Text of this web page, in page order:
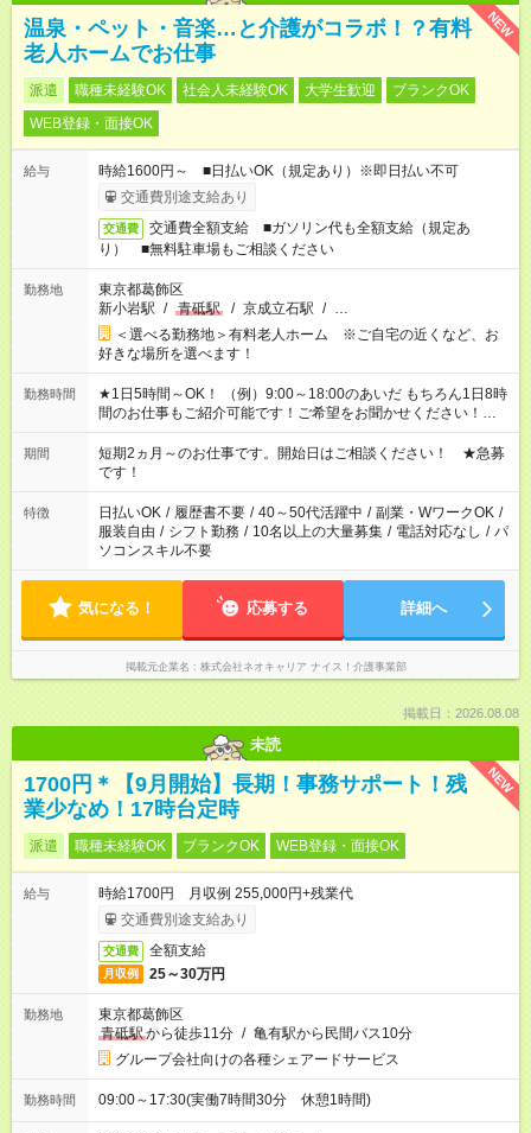
NEW
温泉・ペット・音楽…と介護がコラボ！？有料
老人ホームでお仕事
派遣 職種未経験OK 社会人未経験OK 大学生歓迎
ブランクOK
WEB登録・面接OK
給与
時給1600円～ ■日払いOK（規定あり）※即日払い不可
交通費別途支給あり
交通費
交通費全額支給 ■ガソリン代も全額支給（規定あ
り） ■無料駐車場もご相談ください
勤務地
東京都葛飾区
新小岩駅 / 青砥駅 / 京成立石駅 / …
＜選べる勤務地＞有料老人ホーム ※ご自宅の近くなど、お
好きな場所を選べます！
勤務時間
★1日5時間～OK！ （例）9:00～18:00のあいだ もちろん1日8時
間のお仕事もご紹介可能です！ご希望をお聞かせください！★家
庭の都合でお休みが必要な場合も遠慮なくご相談ください。 ※
週最低15時間以上の勤務が必要です
期間
短期2ヵ月～のお仕事です。開始日はご相談ください！ ★急募
です！
特徴 日払いOK / 履歴書不要 / 40～50代活躍中 / 副業・WワークOK /
服装自由 / シフト勤務 / 10名以上の大量募集 / 電話対応なし / パ
ソコンスキル不要
気になる！ 応募する 詳細へ
掲載元企業名 株式会社ネオキャリア ナイス！介護事業部
掲載日：2026.08.08
未読
NEW
1700円＊【9月開始】長期！事務サポート！残
業少なめ！17時台定時
派遣 職種未経験OK ブランクOK WEB登録・面接OK
給与
時給1700円 月収例 255,000円+残業代
交通費別途支給あり
交通費 全額支給
月収例 25～30万円
勤務地
東京都葛飾区
青砥駅から徒歩11分 / 亀有駅から民間バス10分
グループ会社向けの各種シェアードサービス
勤務時間 09:00～17:30(実働7時間30分 休憩1時間)